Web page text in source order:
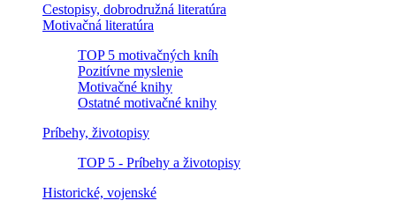
Cestopisy, dobrodružná literatúra
Motivačná literatúra
TOP 5 motivačných kníh
Pozitívne myslenie
Motivačné knihy
Ostatné motivačné knihy
Príbehy, životopisy
TOP 5 - Príbehy a životopisy
Historické, vojenské